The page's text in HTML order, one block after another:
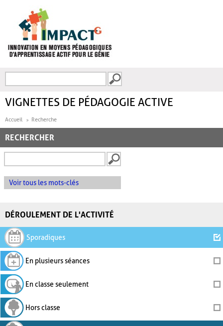
FORMULAIRE DE
VIGNETTES DE PÉDAGOGIE ACTIVE
Accueil Recherche
RECHERCHER
Voir tous les mots-clés
DÉROULEMENT DE L'ACTIVITÉ
Sporadiques
En plusieurs séances
En classe seulement
Hors classe